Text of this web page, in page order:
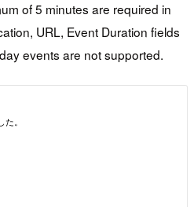
of 5 minutes are required in
URL, Event Duration fields
events are not supported.